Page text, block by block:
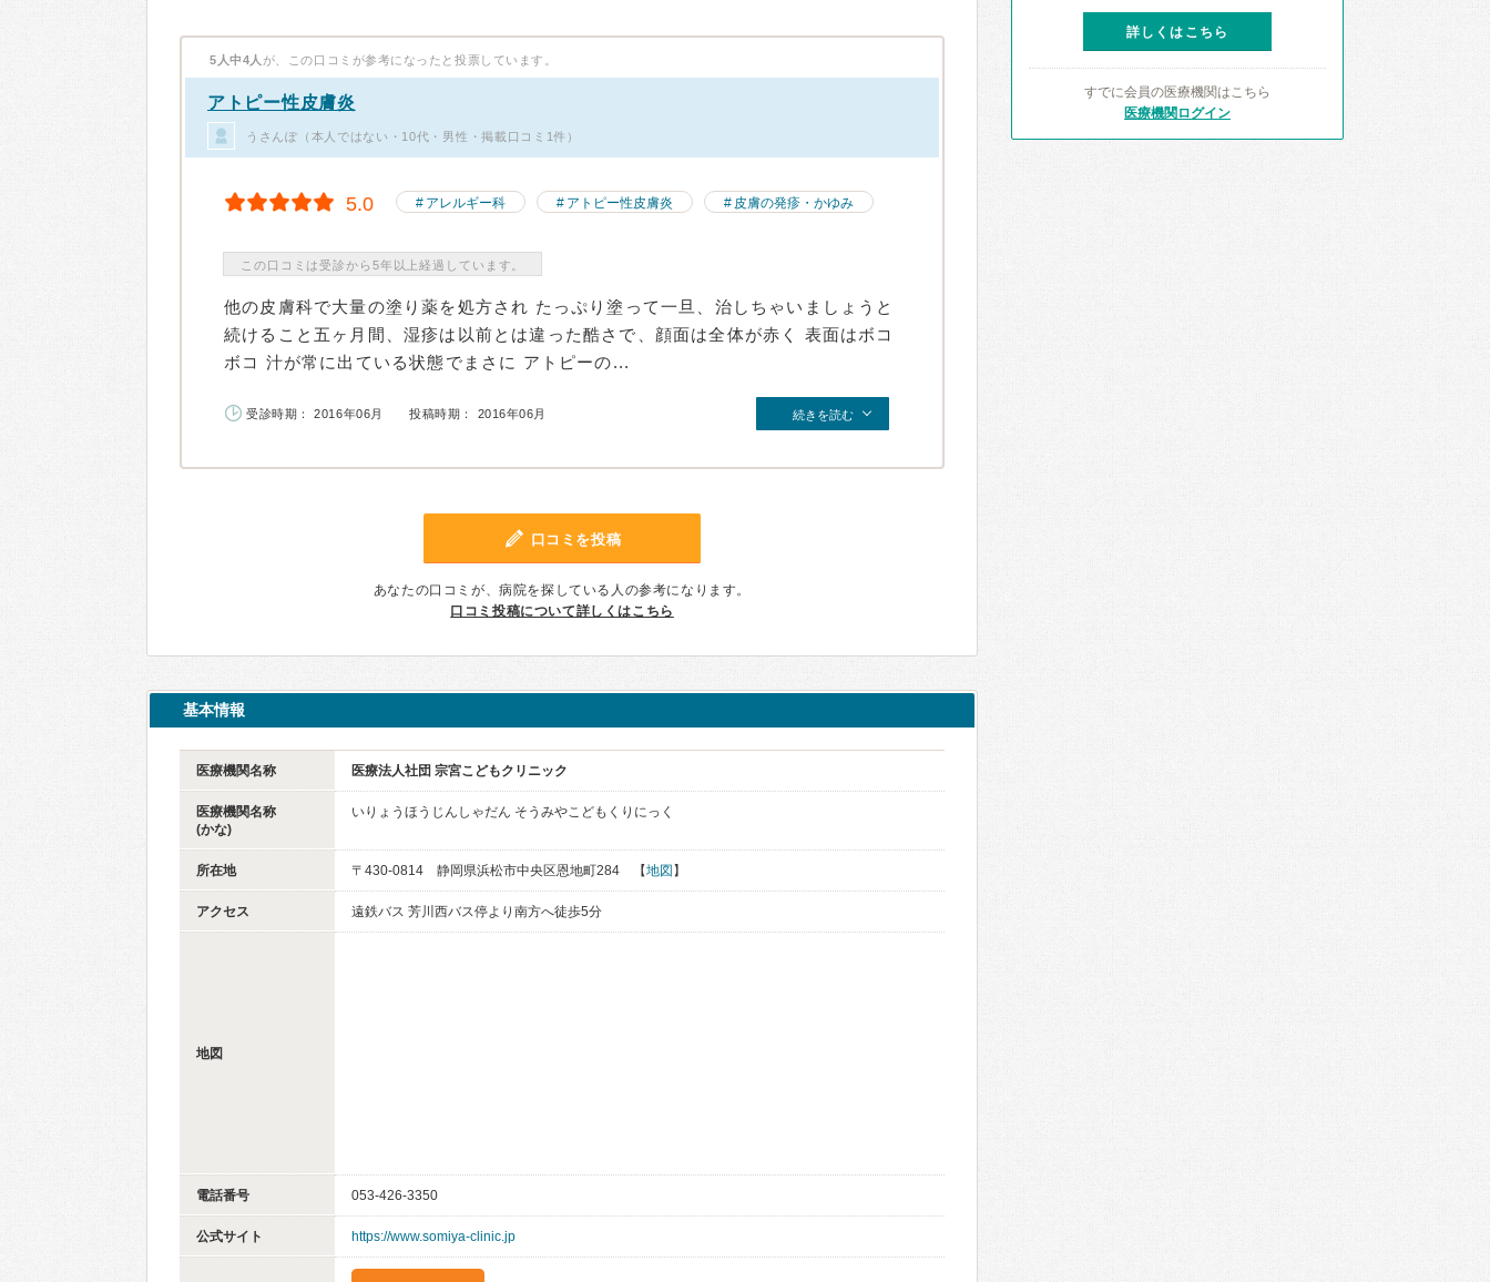
5人中4人 が、この口コミが参考になったと投票しています。
アトピー性皮膚炎
うさんぽ（本人ではない・10代・男性・掲載口コミ1件）
5.0 アレルギー科 アトピー性皮膚炎 皮膚の発疹・かゆみ
この口コミは受診から5年以上経過しています。
他の皮膚科で大量の塗り薬を処方され たっぷり塗って一旦、治しちゃいましょうと
続けること五ヶ月間、湿疹は以前とは違った酷さで、顔面は全体が赤く 表面はボコ
ボコ 汁が常に出ている状態でまさに アトピーの...
受診時期： 2016年06月 投稿時期： 2016年06月 続きを読む
口コミを投稿
あなたの口コミが、病院を探している人の参考になります。
口コミ投稿について詳しくはこちら
基本情報
医療機関名称 医療法人社団 宗宮こどもクリニック
医療機関名称
(かな)
いりょうほうじんしゃだん そうみやこどもくりにっく
所在地 〒430-0814 静岡県浜松市中央区恩地町284 【地図 】
アクセス 遠鉄バス 芳川西バス停より南方へ徒歩5分
地図
電話番号 053-426-3350
公式サイト https://www.somiya-clinic.jp
詳しくはこちら
すでに会員の医療機関はこちら
医療機関ログイン